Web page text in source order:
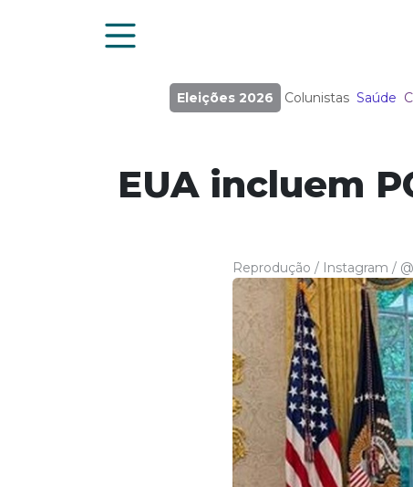
Eleições 2026 Colunistas Saúde
EUA incluem
Reprodução / Instagram /